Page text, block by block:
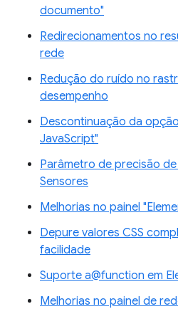
documento"
Redirecionamentos no
rede
Redução do ruído no
desempenho
Descontinuação da
JavaScript"
Parâmetro de precisão
Sensores
Melhorias no painel
Depure valores CSS
facilidade
Suporte a@function em
Melhorias no painel de